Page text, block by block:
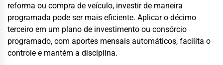
reforma ou compra de veículo, investir de maneira
programada pode ser mais eficiente. Aplicar o décimo
terceiro em um plano de investimento ou consórcio
programado, com aportes mensais automáticos, facilita o
controle e mantém a disciplina.